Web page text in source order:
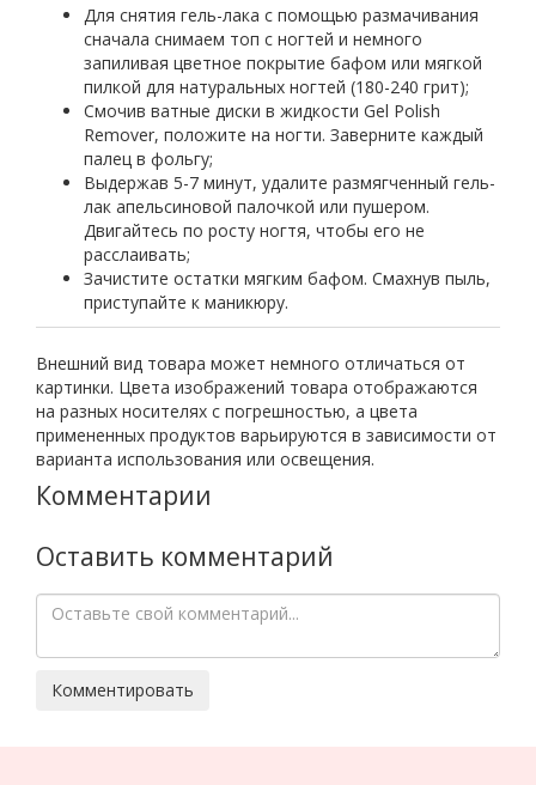
Для снятия гель-лака с помощью размачивания
сначала снимаем топ с ногтей и немного
запиливая цветное покрытие бафом или мягкой
пилкой для натуральных ногтей (180-240 грит);
Смочив ватные диски в жидкости Gel Polish
Remover, положите на ногти. Заверните каждый
палец в фольгу;
Выдержав 5-7 минут, удалите размягченный гель-
лак апельсиновой палочкой или пушером.
Двигайтесь по росту ногтя, чтобы его не
расслаивать;
Зачистите остатки мягким бафом. Смахнув пыль,
приступайте к маникюру.
Внешний вид товара может немного отличаться от
картинки. Цвета изображений товара отображаются
на разных носителях с погрешностью, а цвета
примененных продуктов варьируются в зависимости от
варианта использования или освещения.
Комментарии
Оставить комментарий